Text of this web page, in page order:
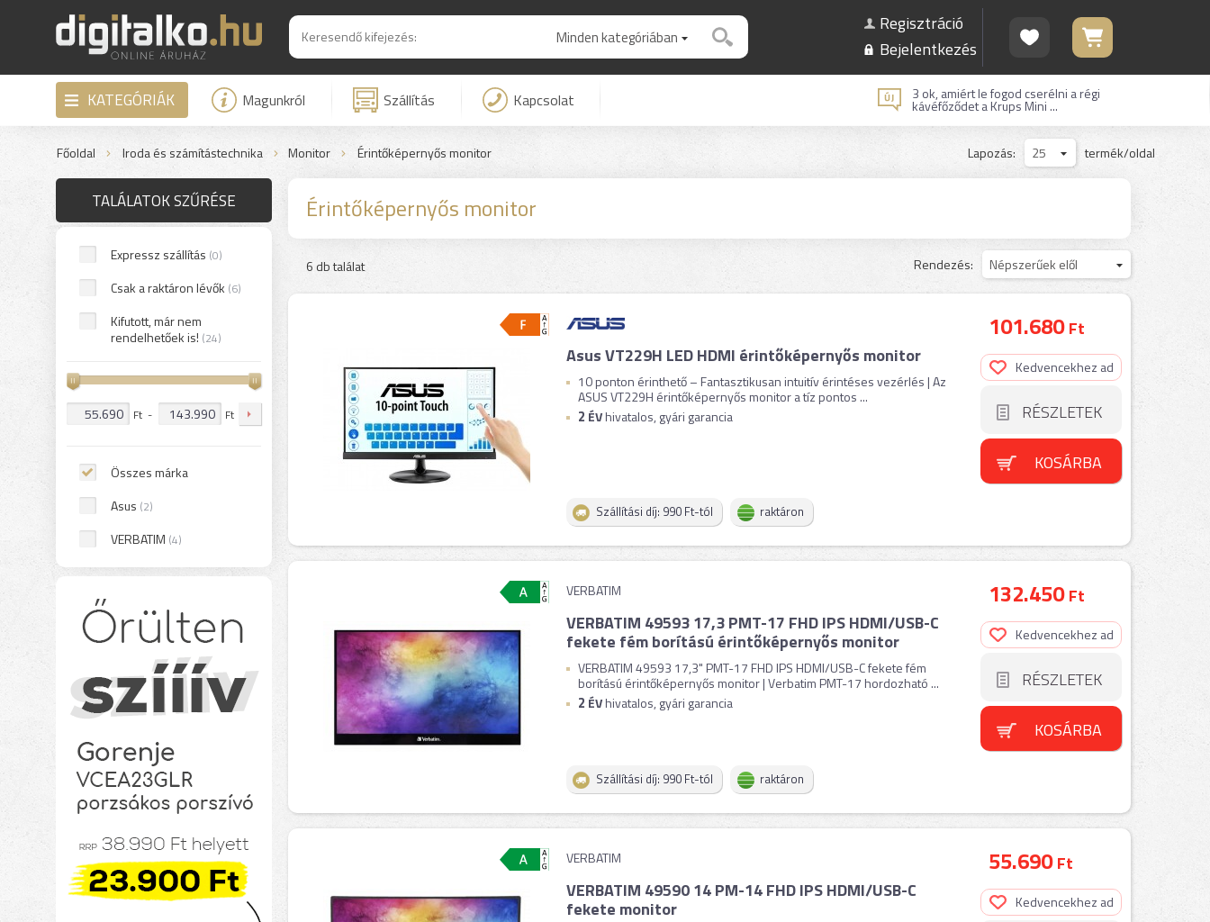
Minden kategóriában
Regisztráció
Bejelentkezés
KATEGÓRIÁK Magunkról Szállítás Kapcsolat 3 ok, amiért le fogod cserélni a régi
kávéfőződet a Krups Mini ...
Főoldal Iroda és számítástechnika Monitor Érintőképernyős monitor termék/oldal
25
Lapozás:
TALÁLATOK SZŰRÉSE
Expressz szállítás (0)
Csak a raktáron lévők (6)
Kifutott, már nem
rendelhetőek is! (24)
Ft - Ft
Összes márka
Asus (2)
VERBATIM (4)
Érintőképernyős monitor
6 db találat Népszerűek elől
Rendezés:
Asus VT229H LED HDMI érintőképernyős monitor
10 ponton érinthető – Fantasztikusan intuitív érintéses vezérlés | Az
ASUS VT229H érintőképernyős monitor a tíz pontos ...
2 ÉVhivatalos, gyári garancia
Szállítási díj: 990 Ft-tól raktáron
101.680Ft
Kedvencekhez ad
RÉSZLETEK
KOSÁRBA
VERBATIM
VERBATIM 49593 17,3 PMT-17 FHD IPS HDMI/USB-C
fekete fém borítású érintőképernyős monitor
VERBATIM 49593 17,3" PMT-17 FHD IPS HDMI/USB-C fekete fém
borítású érintőképernyős monitor | Verbatim PMT-17 hordozható ...
2 ÉVhivatalos, gyári garancia
Szállítási díj: 990 Ft-tól raktáron
132.450Ft
Kedvencekhez ad
RÉSZLETEK
KOSÁRBA
VERBATIM
VERBATIM 49590 14 PM-14 FHD IPS HDMI/USB-C
fekete monitor
55.690Ft
Kedvencekhez ad